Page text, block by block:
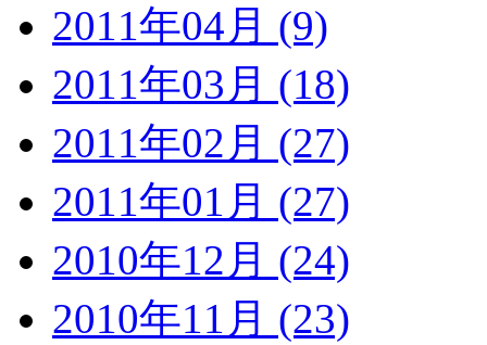
2011年04月 (9)
2011年03月 (18)
2011年02月 (27)
2011年01月 (27)
2010年12月 (24)
2010年11月 (23)